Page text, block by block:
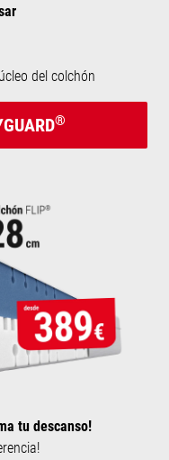
del colchón
®
tu descanso!